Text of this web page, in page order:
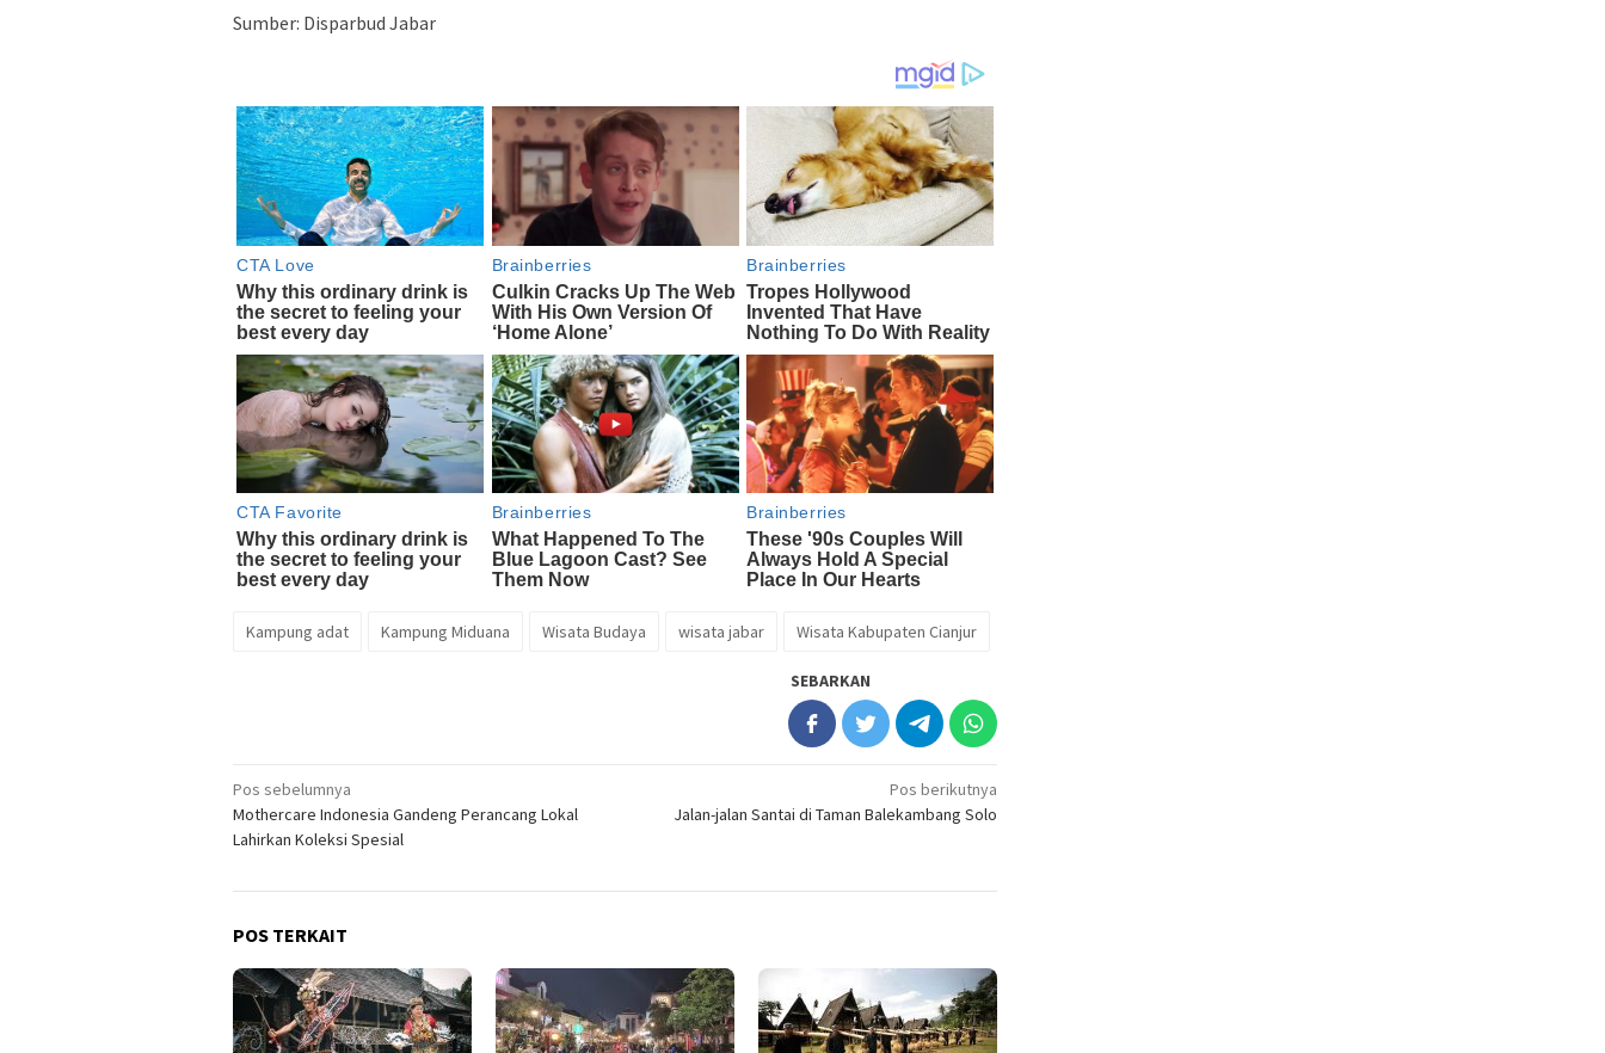
Sumber: Disparbud Jabar
Kampung adat Kampung Miduana Wisata Budaya wisata jabar Wisata Kabupaten Cianjur
SEBARKAN
Navigasi
pos
Pos sebelumnya
Mothercare Indonesia Gandeng Perancang Lokal
Lahirkan Koleksi Spesial
Pos berikutnya
Jalan-jalan Santai di Taman Balekambang Solo
POS TERKAIT